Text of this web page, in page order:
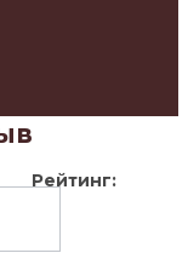
Рейтинг: